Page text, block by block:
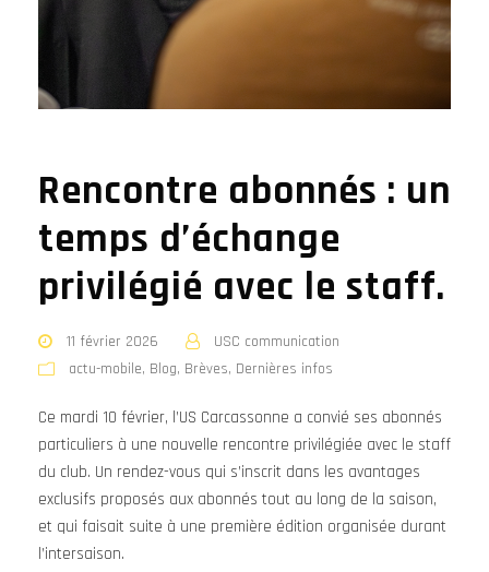
Rencontre abonnés : un
temps d’échange
privilégié avec le staff.
11 février 2026
USC communication
actu-mobile, Blog, Brèves, Dernières infos
Ce mardi 10 février, l’US Carcassonne a convié ses abonnés
particuliers à une nouvelle rencontre privilégiée avec le staff
du club. Un rendez-vous qui s’inscrit dans les avantages
exclusifs proposés aux abonnés tout au long de la saison,
et qui faisait suite à une première édition organisée durant
l’intersaison.